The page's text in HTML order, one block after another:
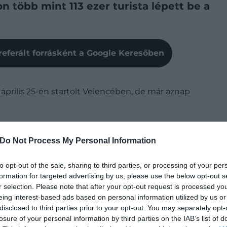
Do Not Process My Personal Information
opt-out of the sale, sharing to third parties, or processing of your
for targeted advertising by us, please use the below opt-out
selection. Please note that after your opt-out request is processed
interest-based ads based on personal information utilized by us
to third parties prior to your opt-out. You may separately
of your personal information by third parties on the IAB’s list of
több mint 113 ezer turista lépett be a
forrásként a Google Keresőben
25-én startolt Velencében, de már aznap
öt euróba kerülő, egy napos látogatókra
ünnepnek
számít Olaszországban, így az átlagosnál
hivatalának tájékoztatása szerint a reggel
alatt több mint 113 ezren érkeztek a városba,
váltotta ki – a többiek csak regisztráltak.
fizetnie azért, mert legalább egy éjszakára